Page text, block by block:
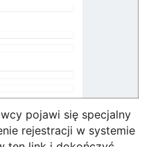
pojawi się specjalny
rejestracji w systemie